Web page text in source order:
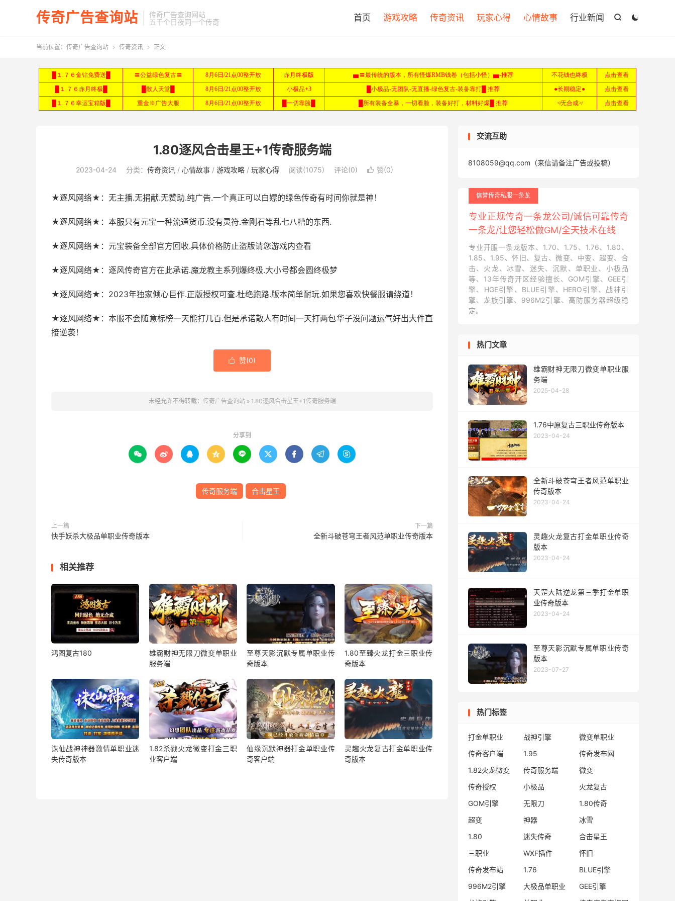
传奇广告查询站
传奇广告查询网站
五千个日夜同一个传奇


首页 游戏攻略 传奇资讯 玩家心得 心情故事 行业新闻
当前位置： 传奇广告查询站  传奇资讯  正文
1.80逐风合击星王+1传奇服务端
2023-04-24 分类： 传奇资讯 / 心情故事 / 游戏攻略 / 玩家心得 阅读(1075) 评论(0)  赞(0)
★逐风网络★：无主播.无捐献.无赞助.纯广告.一个真正可以白嫖的绿色传奇有时间你就是神！
★逐风网络★：本服只有元宝一种流通货币.没有灵符.金刚石等乱七八糟的东西.
★逐风网络★：元宝装备全部官方回收.具体价格防止盗版请您游戏内查看
★逐风网络★：逐风传奇官方在此承诺.魔龙教主系列爆终极.大小号都会圆终极梦
★逐风网络★：2023年独家倾心巨作.正版授权可查.杜绝跑路.版本简单耐玩.如果您喜欢快餐服请绕道！
★逐风网络★：本服不会随意标榜一天能打几百.但是承诺散人有时间一天打两包华子没问题运气好出大件直
接逆袭！
 赞(0)
未经允许不得转载： 传奇广告查询站» 1.80逐风合击星王+1传奇服务端
分享到
        
传奇服务端 合击星王
上一篇
快手妖杀大极品单职业传奇版本
下一篇
全新斗破苍穹王者风范单职业传奇版本
相关推荐
鸿图复古180
雄霸财神无限刀微变单职业
服务端
至尊天影沉默专属单职业传
奇版本
1.80至臻火龙打金三职业传
奇版本
诛仙战神神器激情单职业迷
失传奇版本
1.82杀戮火龙微变打金三职
业客户端
仙缘沉默神器打金单职业传
奇客户端
灵趣火龙复古打金单职业传
奇版本
交流互助
8108059@qq.com（来信请备注广告或投稿）
信誉传奇私服一条龙
专业正规传奇一条龙公司/诚信可靠传奇
一条龙/让您轻松做GM/全天技术在线
专业开服一条龙版本、1.70、1.75、1.76、1.80、
1.85、1.95、怀旧、复古、微变、中变、超变、合
击、火龙、冰雪、迷失、沉默、单职业、小极品
等、13年传奇开区经验擅长、GOM引擎、GEE引
擎、HGE引擎、BLUE引擎、HERO引擎、战神引
擎、龙族引擎、996M2引擎、高防服务器超级稳
定。
热门文章
雄霸财神无限刀微变单职业服
务端
2025-04-28
1.76中原复古三职业传奇版本
2023-04-24
全新斗破苍穹王者风范单职业
传奇版本
2023-04-24
灵趣火龙复古打金单职业传奇
版本
2023-04-24
天罡大陆逆龙第三季打金单职
业传奇版本
2023-04-24
至尊天影沉默专属单职业传奇
版本
2023-07-27
热门标签
打金单职业 战神引擎
微变单职业
传奇客户端
1.95
传奇发布网
1.82火龙微变
传奇服务端
微变
传奇授权
小极品
火龙复古
GOM引擎
无限刀
1.80传奇
超变
神器
冰雪
1.80
迷失传奇
合击星王
三职业
WXF插件
怀旧
传奇发布站
1.76
BLUE引擎
996M2引擎
大极品单职业
GEE引擎